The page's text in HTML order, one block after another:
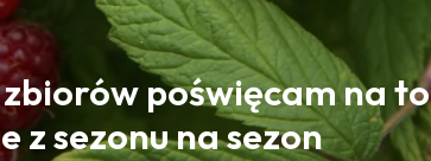
poświęcam na
z sezonu na sezon